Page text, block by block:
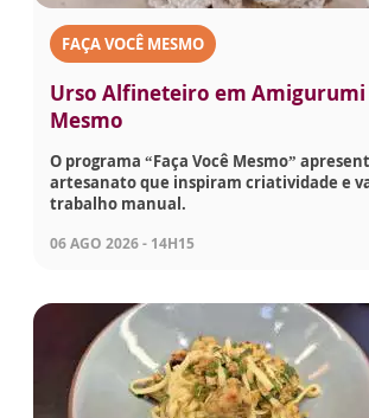
FAÇA VOCÊ MESMO
Urso Alfineteiro em Amigurumi
Mesmo
O programa “Faça Você Mesmo”
artesanato que inspiram criatividade e
trabalho manual.
06 AGO 2026 - 14H15